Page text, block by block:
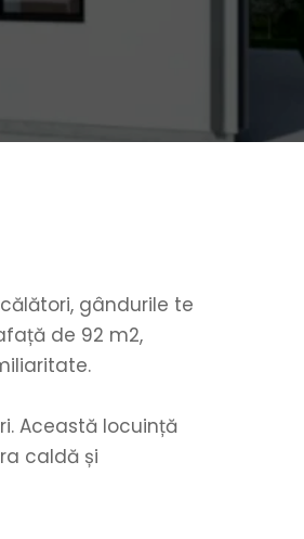
gândurile te
Această locuință
caldă și